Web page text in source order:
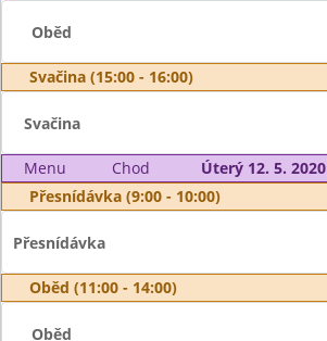
Oběd
Svačina (15:00 - 16:00)
Svačina
Menu Chod
Úterý 12. 5. 2020
Přesnídávka (9:00 - 10:00)
Přesnídávka
Oběd (11:00 - 14:00)
Oběd